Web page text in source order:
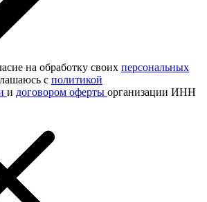
на обработку своих персональных
с политикой
и договором оферты организации ИНН